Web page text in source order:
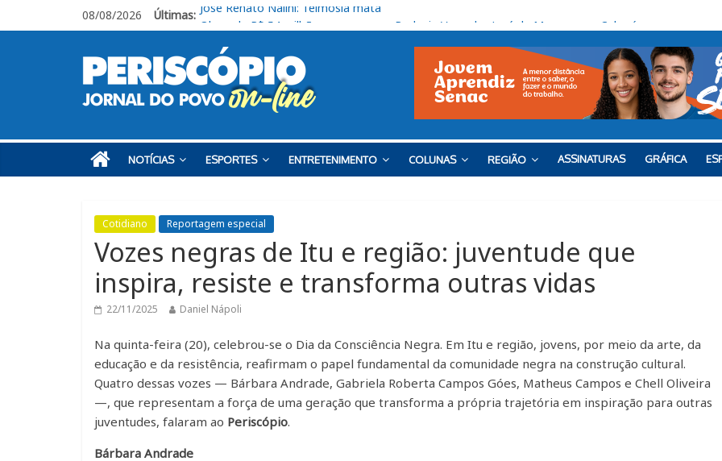
08/08/2026 Últimas: Obras de R$ 54 milhões avançam na Rodovia Vereador José de Moraes, em Cabreúva
Em casa, Ituano Sub-20 perde para o Red Bull Bragantino
Ituano quer união para vencer o Barra neste sábado
Feira + Itu acontece neste final de semana na Praça do Carmo
José Renato Nalini: Teimosia mata
NOTÍCIAS ESPORTES ENTRETENIMENTO COLUNAS REGIÃO ASSINATURAS GRÁFICA
Cotidiano Reportagem especial
Vozes negras de Itu e região: juventude que
inspira, resiste e transforma outras vidas
22/11/2025 Daniel Nápoli
Na quinta-feira (20), celebrou-se o Dia da Consciência Negra. Em Itu e região, jovens, por meio da arte, da
educação e da resistência, reafirmam o papel fundamental da comunidade negra na construção cultural.
Quatro dessas vozes — Bárbara Andrade, Gabriela Roberta Campos Góes, Matheus Campos e Chell Oliveira
—, que representam a força de uma geração que transforma a própria trajetória em inspiração para outras
juventudes, falaram ao Periscópio.
Bárbara Andrade